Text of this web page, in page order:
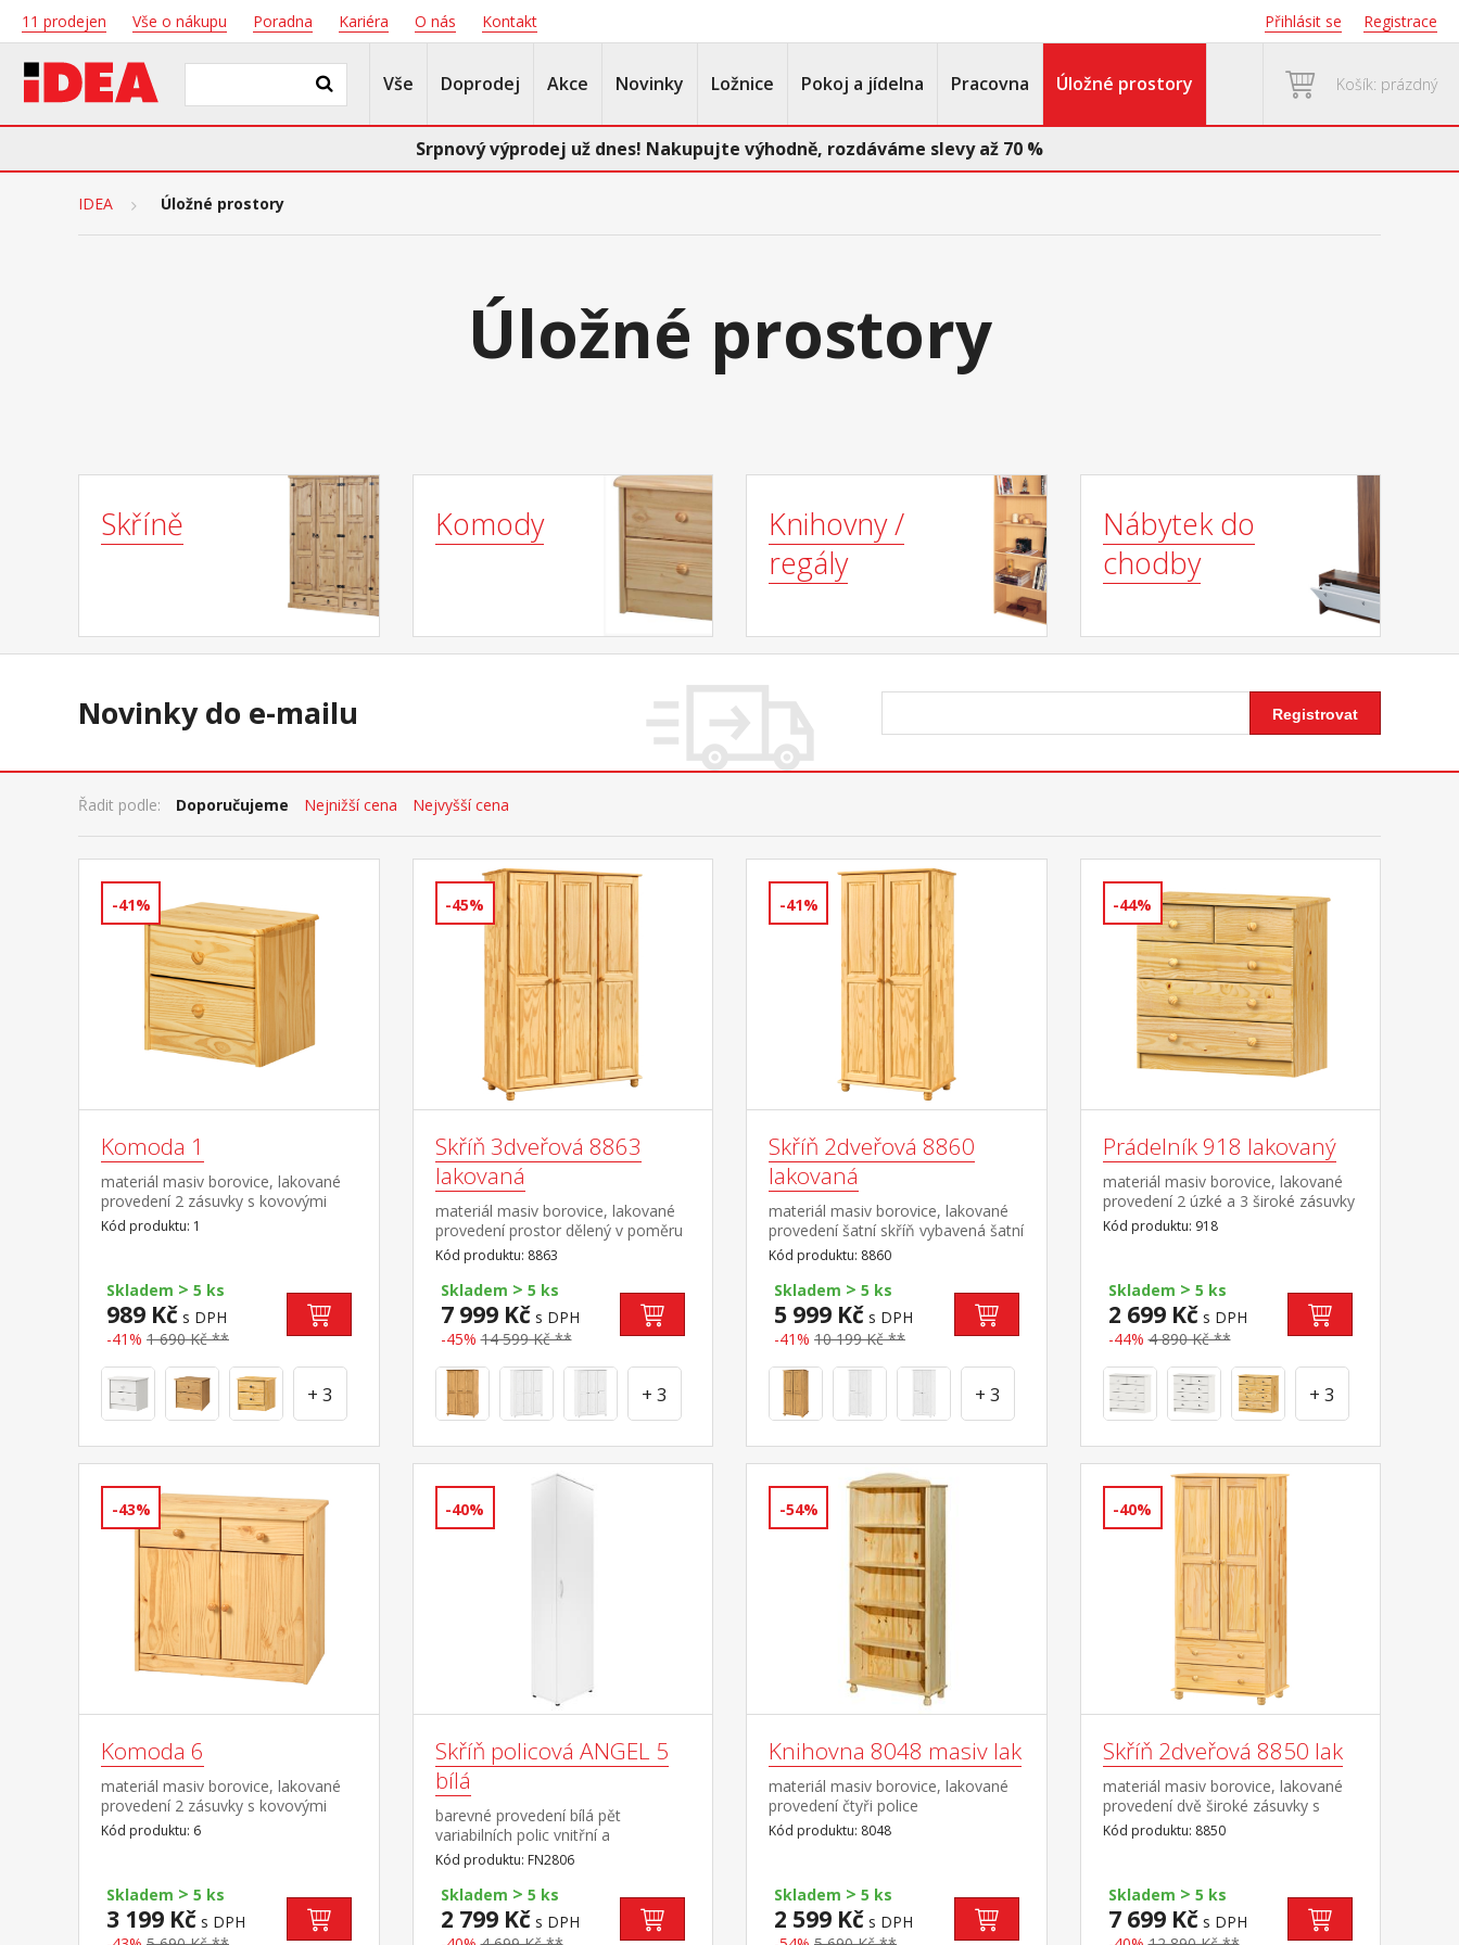
11 prodejen Vše o nákupu Poradna Kariéra O nás Kontakt Přihlásit se Registrace
Vše Doprodej Akce Novinky Ložnice Pokoj a jídelna Pracovna Úložné prostory Košík: prázdný
Srpnový výprodej už dnes! Nakupujte výhodně, rozdáváme slevy až 70 %
IDEA Úložné prostory
Úložné prostory
Skříně Komody
Knihovny /
regály
Nábytek do
chodby
Novinky do e-mailu Registrovat
Řadit podle: Doporučujeme Nejnižší cena Nejvyšší cena
-41%
Komoda 1
materiál masiv borovice, lakované
provedení 2 zásuvky s kovovými
pojezdy, hloubka zásuvky 27,5 cm
Kód produktu: 1
Skladem > 5 ks
989 Kč s DPH
-41% 1 690 Kč **
+ 3
-45%
Skříň 3dveřová 8863
lakovaná
materiál masiv borovice, lakované
provedení prostor dělený v poměru
2:1 širší část šatní tyč a police, užší
část 3 variabilní police doporučený
nástavec 8864
Kód produktu: 8863
Skladem > 5 ks
7 999 Kč s DPH
-45% 14 599 Kč **
+ 3
-41%
Skříň 2dveřová 8860
lakovaná
materiál masiv borovice, lakované
provedení šatní skříň vybavená šatní
tyčí a policí doporučený nástavec
8861
Kód produktu: 8860
Skladem > 5 ks
5 999 Kč s DPH
-41% 10 199 Kč **
+ 3
-44%
Prádelník 918 lakovaný
materiál masiv borovice, lakované
provedení 2 úzké a 3 široké zásuvky
s kovovými pojezdy, hloubka
zásuvky 32,5 cm
Kód produktu: 918
Skladem > 5 ks
2 699 Kč s DPH
-44% 4 890 Kč **
+ 3
-43%
Komoda 6
materiál masiv borovice, lakované
provedení 2 zásuvky s kovovými
pojezdy, skřínka s dvířky a variabilní
policí hloubka zásuvky 27,5 cm
Kód produktu: 6
Skladem > 5 ks
3 199 Kč s DPH
-40%
Skříň policová ANGEL 5
bílá
barevné provedení bílá pět
variabilních polic vnitřní a
nepohledové strany desek a police
skříně mohou být v různém
barevném provedení, například bílé,
šedé, hnědé
Kód produktu: FN2806
Skladem > 5 ks
2 799 Kč s DPH
-54%
Knihovna 8048 masiv lak
materiál masiv borovice, lakované
provedení čtyři police
Kód produktu: 8048
Skladem > 5 ks
2 599 Kč s DPH
-40%
Skříň 2dveřová 8850 lak
materiál masiv borovice, lakované
provedení dvě široké zásuvky s
kovovými pojezdy v horní části šatní
tyč a 3 police doporučený nástavec
Kód produktu: 8850
Skladem > 5 ks
7 699 Kč s DPH